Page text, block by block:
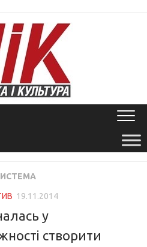
19.11.2014
у
створити